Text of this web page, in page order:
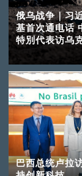
俄乌战争｜习
基首次通电话
特別代表访乌
巴西总统卢拉